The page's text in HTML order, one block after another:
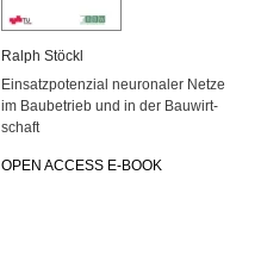
Ralph Stöckl
Ein­satz­po­ten­zi­al neu­ro­na­ler Netze
im Bau­be­trieb und in der Bau­wirt­
schaft
OPEN AC­CESS E-BOOK